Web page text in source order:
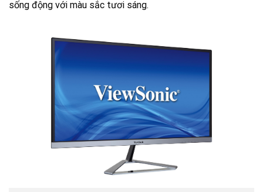
sống động với màu sắc tươi sáng.